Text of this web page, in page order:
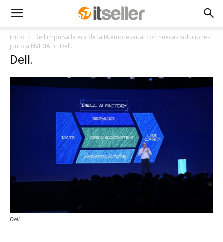
Inicio
Dell impulsa la era de la IA empresarial con nuevas soluciones
junto a NVIDIA
Dell.
Dell.
Dell.